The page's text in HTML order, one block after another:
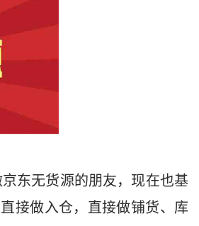
东无货源的朋友，现在也基
接做入仓，直接做铺货、库